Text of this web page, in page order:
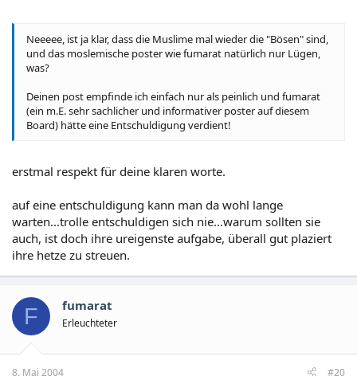
Neeeee, ist ja klar, dass die Muslime mal wieder die "Bösen" sind,
und das moslemische poster wie fumarat natürlich nur Lügen,
was?
Deinen post empfinde ich einfach nur als peinlich und fumarat
(ein m.E. sehr sachlicher und informativer poster auf diesem
Board) hätte eine Entschuldigung verdient!
erstmal respekt für deine klaren worte.
auf eine entschuldigung kann man da wohl lange
warten...trolle entschuldigen sich nie...warum sollten sie
auch, ist doch ihre ureigenste aufgabe, überall gut plaziert
ihre hetze zu streuen.
F fumarat
Erleuchteter
8. Mai 2004 #20